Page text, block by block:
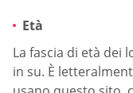
Età
La fascia di età dei
in su. È